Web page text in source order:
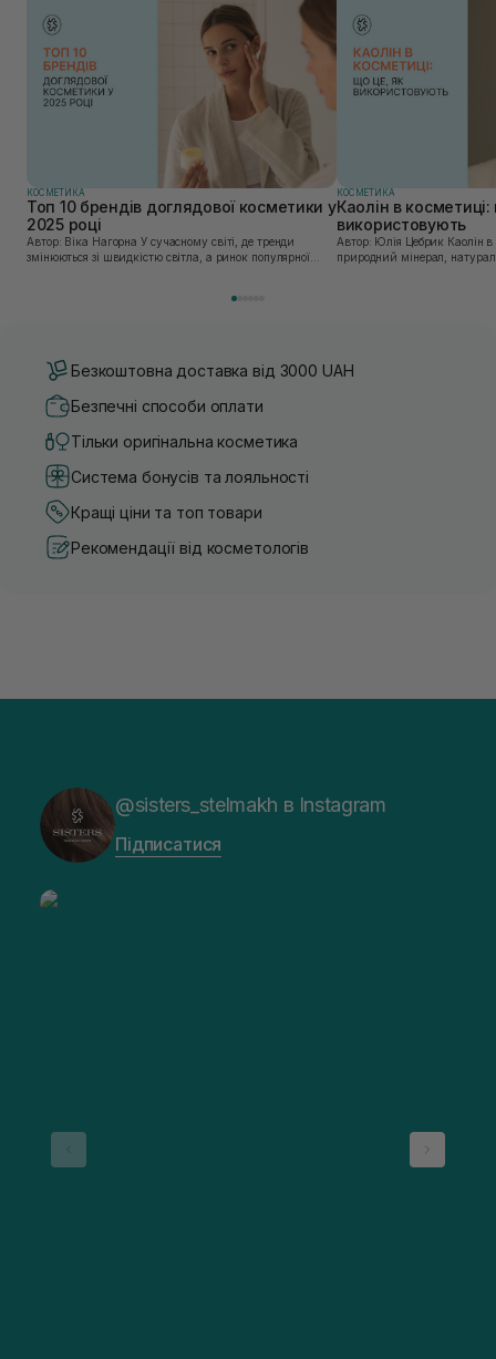
КОСМЕТИКА
Топ 10 брендів доглядової косметики у
2025 році
Автор: Віка Нагорна У сучасному світі, де тренди
змінюються зі швидкістю світла, а ринок популярної
КОСМЕТИКА
Каолін в
використовують
Автор: Юлія Цебрик Каолін в косметології – це
природний мінерал,
Безкоштовна доставка від 3000 UAH
Безпечні способи оплати
Тільки оригінальна косметика
Система бонусів та лояльності
Кращі ціни та топ товари
Рекомендації від косметологів
@sisters_stelmakh в Instagram
Підписатися